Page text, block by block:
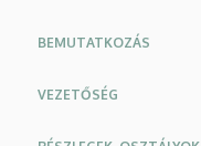
Oldalmenü
BEMUTATKOZÁS
VEZETŐSÉG